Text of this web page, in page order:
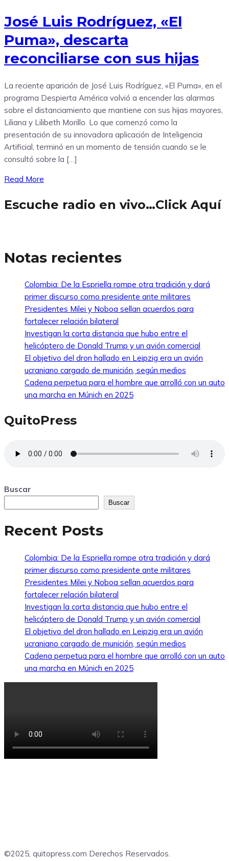
José Luis Rodríguez, «El
Puma», descarta
reconciliarse con sus hijas
La reciente aparición de José Luis Rodríguez, «El Puma», en el
programa Despierta América volvió a encender las alarmas
sobre el distanciamiento que mantiene con sus hijas mayores,
Liliana y Lilibeth Morillo. Lo que comenzó como la
presentación de su innovadora aplicación de Inteligencia
Artificial, terminó en un momento de tensión cuando se le
consultó sobre la […]
Read More
Escuche radio en vivo…Click Aquí
Notas recientes
Colombia: De la Espriella rompe otra tradición y dará
primer discurso como presidente ante militares
Presidentes Milei y Noboa sellan acuerdos para
fortalecer relación bilateral
Investigan la corta distancia que hubo entre el
helicóptero de Donald Trump y un avión comercial
El objetivo del dron hallado en Leipzig era un avión
ucraniano cargado de munición, según medios
Cadena perpetua para el hombre que arrolló con un auto
una marcha en Múnich en 2025
QuitoPress
Buscar
Buscar
Recent Posts
Colombia: De la Espriella rompe otra tradición y dará
primer discurso como presidente ante militares
Presidentes Milei y Noboa sellan acuerdos para
fortalecer relación bilateral
Investigan la corta distancia que hubo entre el
helicóptero de Donald Trump y un avión comercial
El objetivo del dron hallado en Leipzig era un avión
ucraniano cargado de munición, según medios
Cadena perpetua para el hombre que arrolló con un auto
una marcha en Múnich en 2025
©2025, quitopress.com Derechos Reservados.